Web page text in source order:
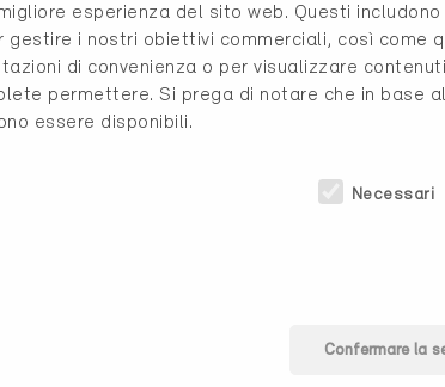
Minergie
Definitivo
Cossonay 1304
VD-
esperienza del sito web. Questi
gestire i nostri obiettivi commerciali, così come
di convenienza o per visualizzare
permettere. Si prega di notare che in base
essere disponibili.
Necessari
Confermare la